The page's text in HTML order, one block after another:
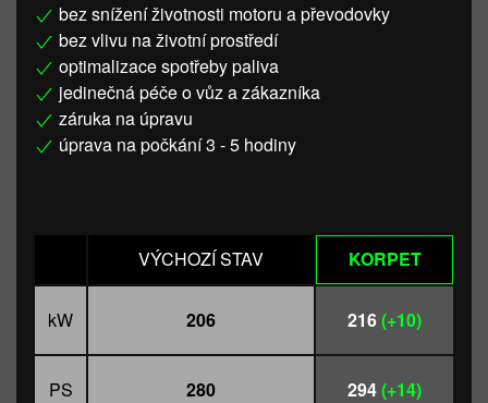
bez snížení životnosti motoru a převodovky
bez vlivu na životní prostředí
optimalizace spotřeby paliva
jedinečná péče o vůz a zákazníka
záruka na úpravu
úprava na počkání 3 - 5 hodiny
VÝCHOZÍ STAV KORPET
kW 206 216(+10)
PS 280 294(+14)